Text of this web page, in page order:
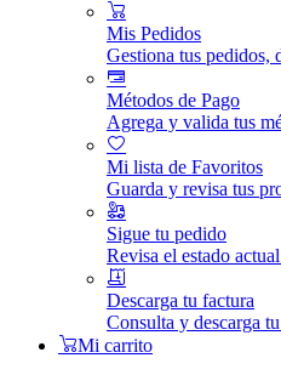
Mis Pedidos
Gestiona tus pedidos,
Métodos de Pago
Agrega y valida tus
Mi lista de Favoritos
Guarda y revisa tus
Sigue tu pedido
Revisa el estado
Descarga tu factura
Consulta y descarga
Mi carrito